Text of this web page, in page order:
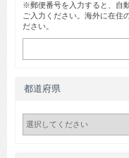
※郵便番号を入力すると、自
ご入力ください。海外に在住
ださい。
都道府県